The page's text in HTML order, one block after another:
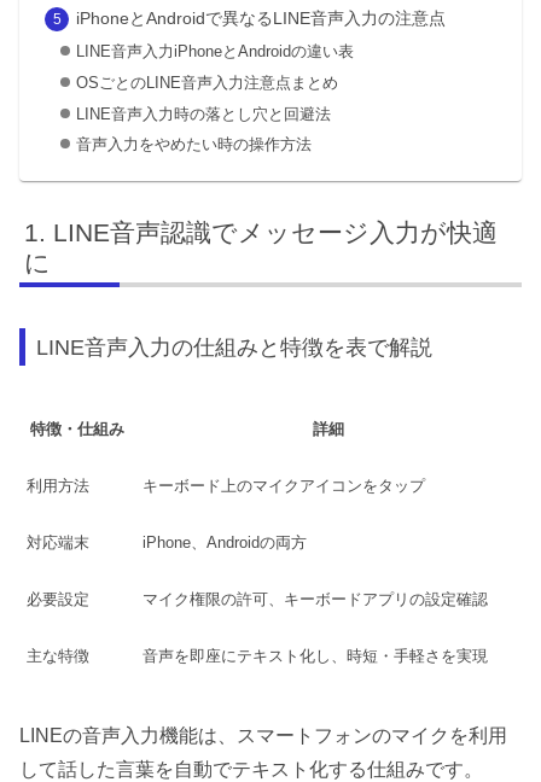
iPhoneとAndroidで異なるLINE音声入力の注意点
LINE音声入力iPhoneとAndroidの違い表
OSごとのLINE音声入力注意点まとめ
LINE音声入力時の落とし穴と回避法
音声入力をやめたい時の操作方法
LINE音声認識でメッセージ入力が快適
に
LINE音声入力の仕組みと特徴を表で解説
特徴・仕組み 詳細
利用方法 キーボード上のマイクアイコンをタップ
対応端末 iPhone、Androidの両方
必要設定 マイク権限の許可、キーボードアプリの設定確認
主な特徴 音声を即座にテキスト化し、時短・手軽さを実現
LINEの音声入力機能は、スマートフォンのマイクを利用
して話した言葉を自動でテキスト化する仕組みです。